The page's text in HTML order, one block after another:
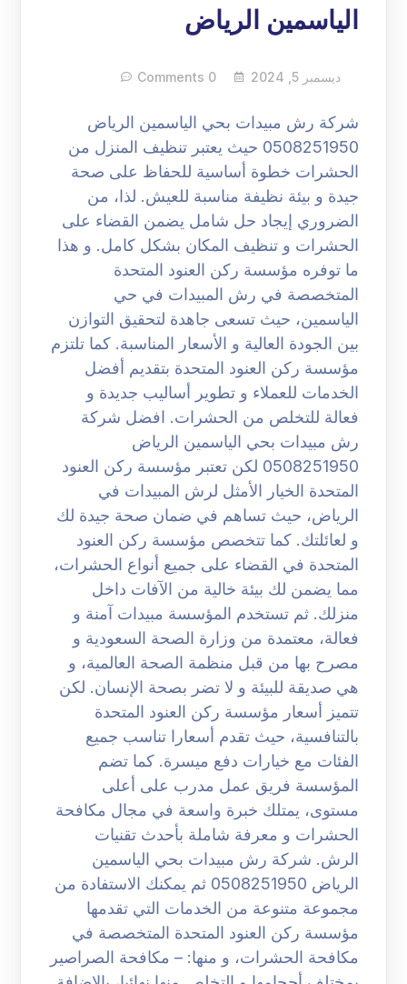
الياسمين الرياض
ديسمبر 5, 2024 0 Comments
شركة رش مبيدات بحي الياسمين الرياض
0508251950 حيث يعتبر تنظيف المنزل من
الحشرات خطوة أساسية للحفاظ على صحة
جيدة و بيئة نظيفة مناسبة للعيش. لذا، من
الضروري إيجاد حل شامل يضمن القضاء على
الحشرات و تنظيف المكان بشكل كامل. و هذا
ما توفره مؤسسة ركن العنود المتحدة
المتخصصة في رش المبيدات في حي
الياسمين، حيث تسعى جاهدة لتحقيق التوازن
بين الجودة العالية و الأسعار المناسبة. كما تلتزم
مؤسسة ركن العنود المتحدة بتقديم أفضل
الخدمات للعملاء و تطوير أساليب جديدة و
فعالة للتخلص من الحشرات. افضل شركة
رش مبيدات بحي الياسمين الرياض
0508251950 لكن تعتبر مؤسسة ركن العنود
المتحدة الخيار الأمثل لرش المبيدات في
الرياض، حيث تساهم في ضمان صحة جيدة لك
و لعائلتك. كما تتخصص مؤسسة ركن العنود
المتحدة في القضاء على جميع أنواع الحشرات،
مما يضمن لك بيئة خالية من الآفات داخل
منزلك. ثم تستخدم المؤسسة مبيدات آمنة و
فعالة، معتمدة من وزارة الصحة السعودية و
مصرح بها من قبل منظمة الصحة العالمية، و
هي صديقة للبيئة و لا تضر بصحة الإنسان. لكن
تتميز أسعار مؤسسة ركن العنود المتحدة
بالتنافسية، حيث تقدم أسعارا تناسب جميع
الفئات مع خيارات دفع ميسرة. كما تضم
المؤسسة فريق عمل مدرب على أعلى
مستوى، يمتلك خبرة واسعة في مجال مكافحة
الحشرات و معرفة شاملة بأحدث تقنيات
الرش. شركة رش مبيدات بحي الياسمين
الرياض 0508251950 ثم يمكنك الاستفادة من
مجموعة متنوعة من الخدمات التي تقدمها
مؤسسة ركن العنود المتحدة المتخصصة في
مكافحة الحشرات، و منها: – مكافحة الصراصير